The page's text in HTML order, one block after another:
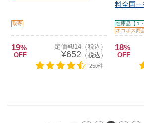
取寄
19%
OFF
定価¥814（税込）
¥652 （税込）
250件
料全国一
在庫品【１
ネコポス商
18%
OFF